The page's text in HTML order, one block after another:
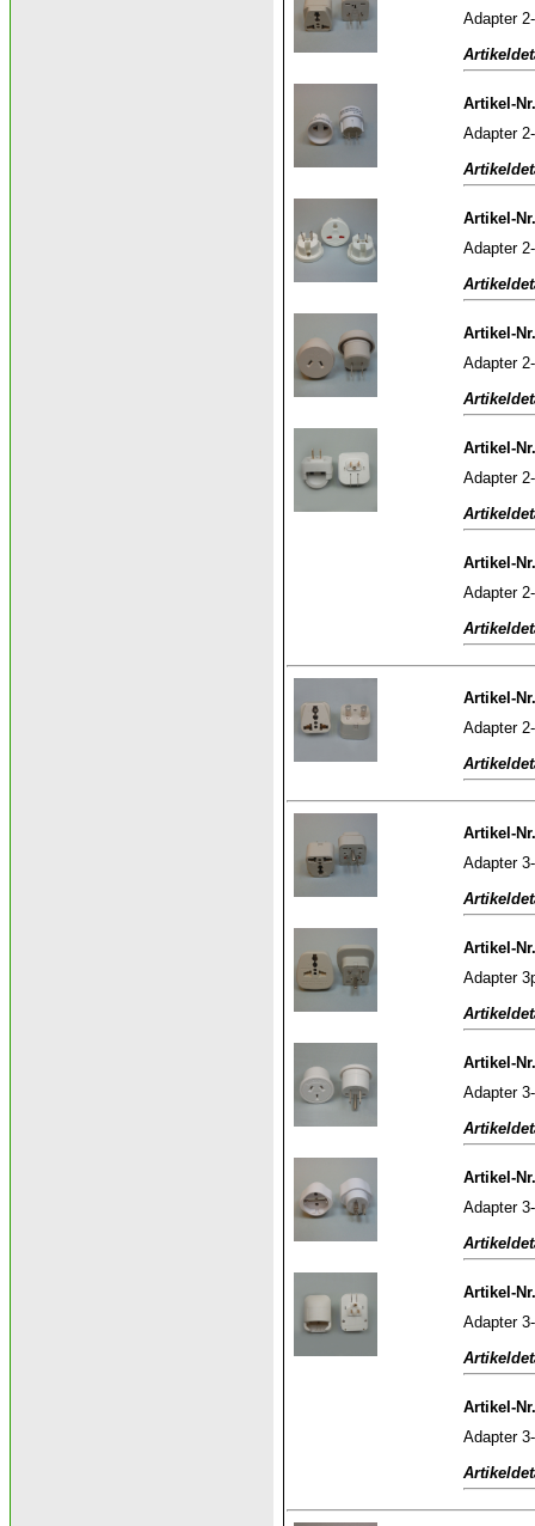
Adapter
Artikel-
Adapter
Artikel-
Adapter
Artikel-
Adapter
Artikel-
Adapter
Artikel-
Adapter
Artikel-
Adapter
Artikel-
Adapter
Artikel-
Adapter
Artikel-
Adapter
Artikel-
Adapter
Artikel-
Adapter
Artikel-
Adapter